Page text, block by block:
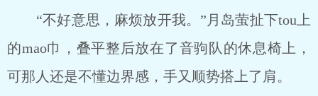
“不好意思，麻烦放开我。”月岛萤扯下tou上
的mao巾，叠平整后放在了音驹队的休息椅上，
可那人还是不懂边界感，手又顺势搭上了肩。